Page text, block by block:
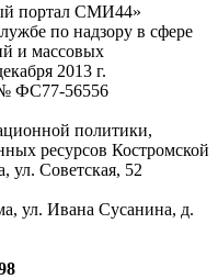
портал СМИ44»
по надзору в сфере
и массовых
2013 г.
ФC77-56556
политики,
ресурсов Костромской
ул. Советская, 52
ул. Ивана Сусанина, д.